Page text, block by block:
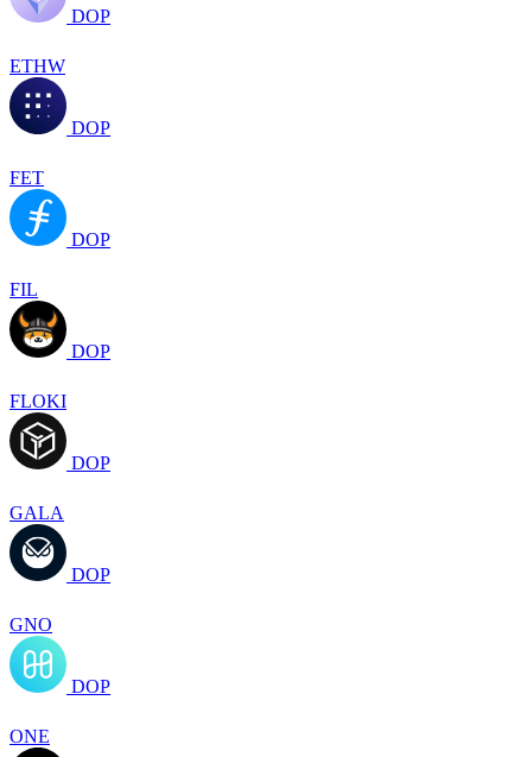
DOP
ETHW
DOP
FET
DOP
FIL
DOP
FLOKI
DOP
GALA
DOP
GNO
DOP
ONE